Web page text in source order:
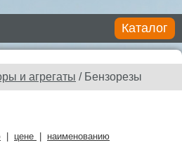
Каталог
и агрегаты / Бензорезы
цене наименованию